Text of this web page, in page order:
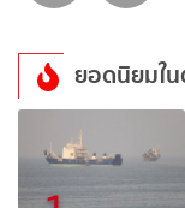
ยอดนิยมใ